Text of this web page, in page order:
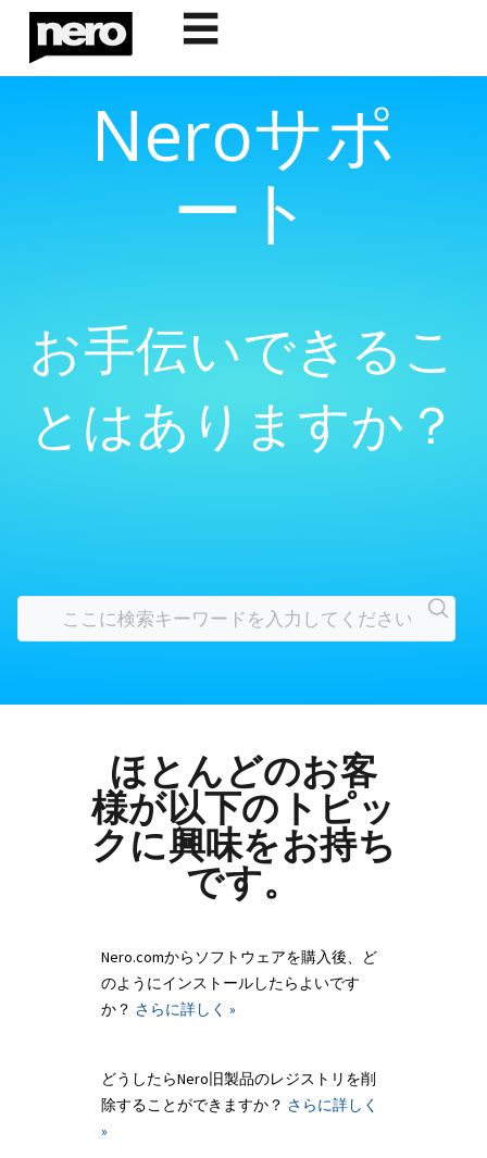
☰
Neroサポ
ート
お手伝いできるこ
とはありますか？
ほとんどのお客
様が以下のトピッ
クに興味をお持ち
です。
Nero.comからソフトウェアを購入後、ど
のようにインストールしたらよいです
か？ さらに詳しく »
どうしたらNero旧製品のレジストリを削
除することができますか？ さらに詳しく
»